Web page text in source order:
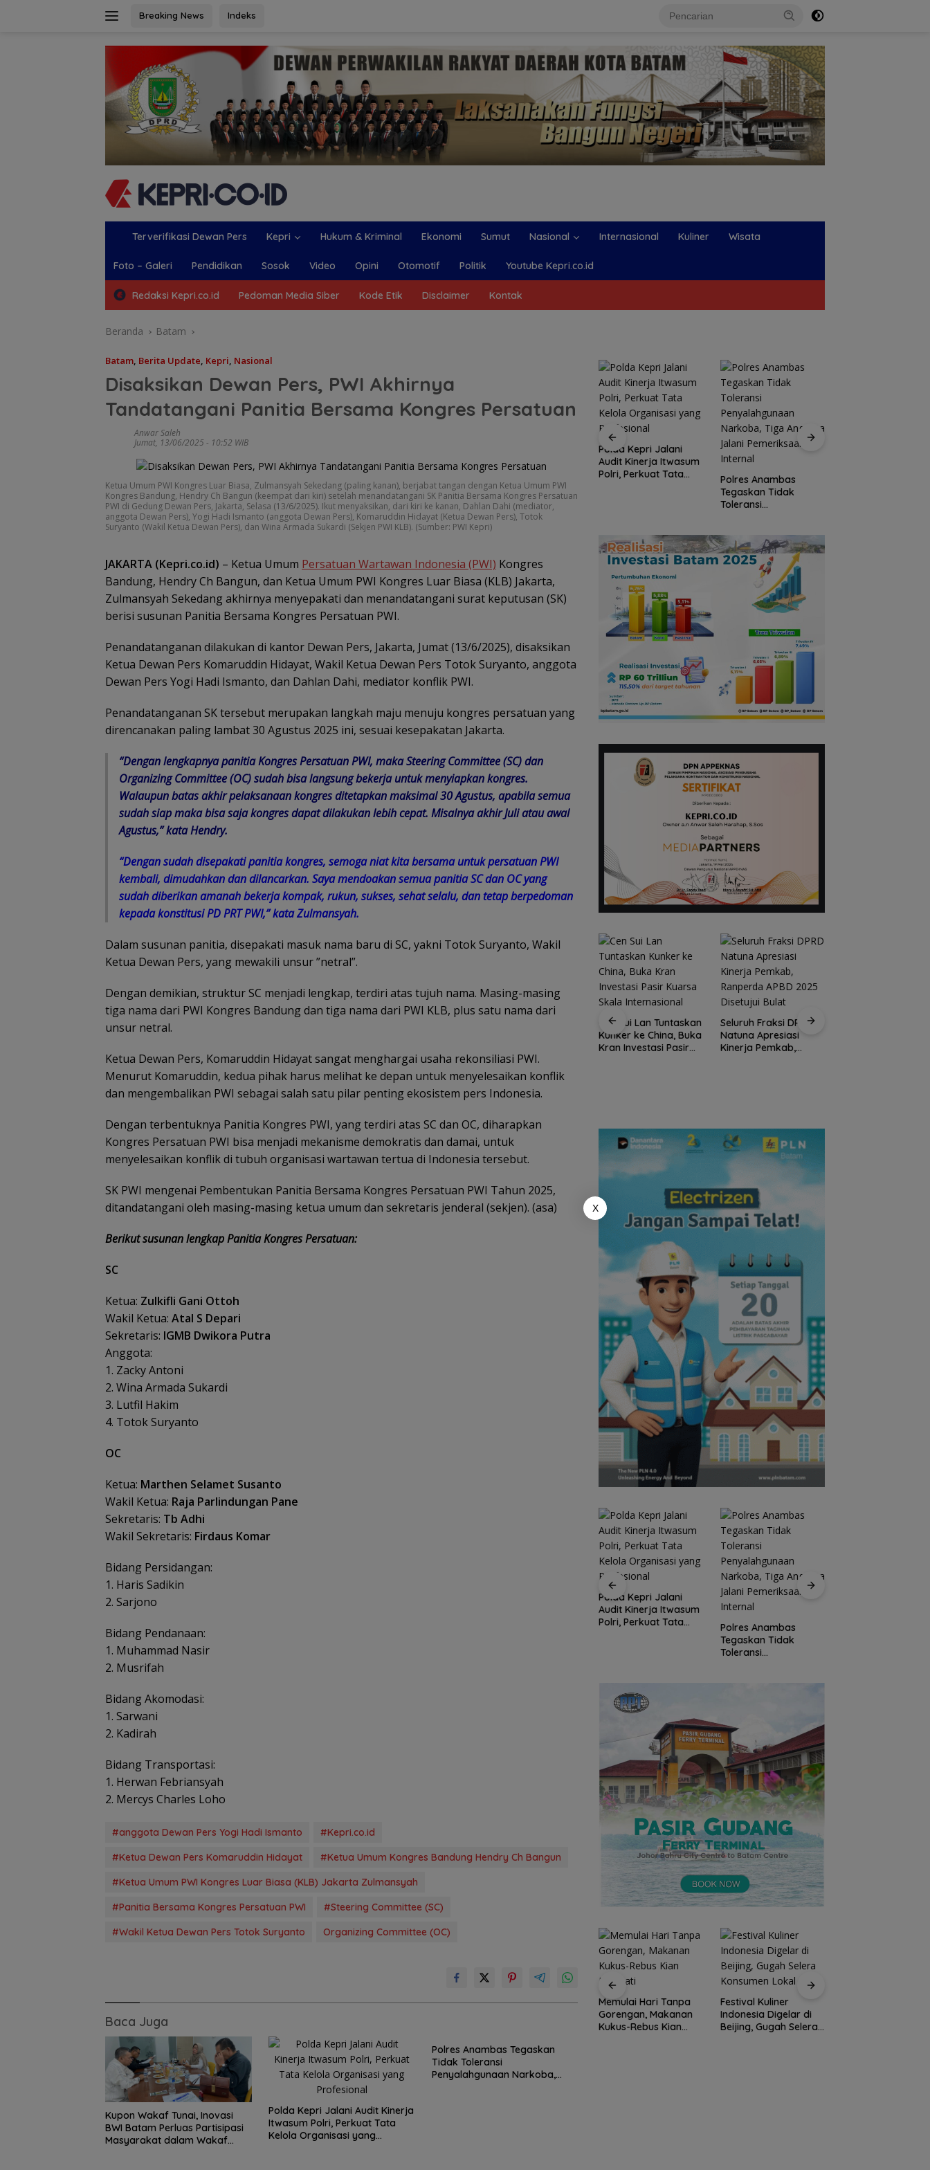
Breaking News Indeks
Terverifikasi Dewan Pers Kepri Hukum & Kriminal Ekonomi Sumut Nasional Internasional Kuliner Wisata
Foto – Galeri Pendidikan Sosok Video Opini Otomotif Politik Youtube Kepri.co.id
Redaksi Kepri.co.id Pedoman Media Siber Kode Etik Disclaimer Kontak
Beranda Batam
Batam, Berita Update, Kepri, Nasional
Disaksikan Dewan Pers, PWI Akhirnya
Tandatangani Panitia Bersama Kongres Persatuan
Anwar Saleh
Jumat, 13/06/2025 - 10:52 WIB
Ketua Umum PWI Kongres Luar Biasa, Zulmansyah Sekedang (paling kanan), berjabat tangan dengan Ketua Umum PWI
Kongres Bandung, Hendry Ch Bangun (keempat dari kiri) setelah menandatangani SK Panitia Bersama Kongres Persatuan
PWI di Gedung Dewan Pers, Jakarta, Selasa (13/6/2025). Ikut menyaksikan, dari kiri ke kanan, Dahlan Dahi (mediator,
anggota Dewan Pers), Yogi Hadi Ismanto (anggota Dewan Pers), Komaruddin Hidayat (Ketua Dewan Pers), Totok
Suryanto (Wakil Ketua Dewan Pers), dan Wina Armada Sukardi (Sekjen PWI KLB). (Sumber: PWI Kepri)
JAKARTA (Kepri.co.id) – Ketua Umum Persatuan Wartawan Indonesia (PWI) Kongres
Bandung, Hendry Ch Bangun, dan Ketua Umum PWI Kongres Luar Biasa (KLB) Jakarta,
Zulmansyah Sekedang akhirnya menyepakati dan menandatangani surat keputusan (SK)
berisi susunan Panitia Bersama Kongres Persatuan PWI.
Penandatanganan dilakukan di kantor Dewan Pers, Jakarta, Jumat (13/6/2025), disaksikan
Ketua Dewan Pers Komaruddin Hidayat, Wakil Ketua Dewan Pers Totok Suryanto, anggota
Dewan Pers Yogi Hadi Ismanto, dan Dahlan Dahi, mediator konflik PWI.
Penandatanganan SK tersebut merupakan langkah maju menuju kongres persatuan yang
direncanakan paling lambat 30 Agustus 2025 ini, sesuai kesepakatan Jakarta.
“Dengan lengkapnya panitia Kongres Persatuan PWI, maka Steering Committee (SC) dan
Organizing Committee (OC) sudah bisa langsung bekerja untuk menyiapkan kongres.
Walaupun batas akhir pelaksanaan kongres ditetapkan maksimal 30 Agustus, apabila semua
sudah siap maka bisa saja kongres dapat dilakukan lebih cepat. Misalnya akhir Juli atau awal
Agustus,” kata Hendry.
“Dengan sudah disepakati panitia kongres, semoga niat kita bersama untuk persatuan PWI
kembali, dimudahkan dan dilancarkan. Saya mendoakan semua panitia SC dan OC yang
sudah diberikan amanah bekerja kompak, rukun, sukses, sehat selalu, dan tetap berpedoman
kepada konstitusi PD PRT PWI,” kata Zulmansyah.
Dalam susunan panitia, disepakati masuk nama baru di SC, yakni Totok Suryanto, Wakil
Ketua Dewan Pers, yang mewakili unsur ”netral”.
Dengan demikian, struktur SC menjadi lengkap, terdiri atas tujuh nama. Masing-masing
tiga nama dari PWI Kongres Bandung dan tiga nama dari PWI KLB, plus satu nama dari
unsur netral.
Ketua Dewan Pers, Komaruddin Hidayat sangat menghargai usaha rekonsiliasi PWI.
Menurut Komaruddin, kedua pihak harus melihat ke depan untuk menyelesaikan konflik
dan mengembalikan PWI sebagai salah satu pilar penting ekosistem pers Indonesia.
Dengan terbentuknya Panitia Kongres PWI, yang terdiri atas SC dan OC, diharapkan
Kongres Persatuan PWI bisa menjadi mekanisme demokratis dan damai, untuk
menyelesaikan konflik di tubuh organisasi wartawan tertua di Indonesia tersebut.
SK PWI mengenai Pembentukan Panitia Bersama Kongres Persatuan PWI Tahun 2025,
ditandatangani oleh masing-masing ketua umum dan sekretaris jenderal (sekjen). (asa)
Berikut susunan lengkap Panitia Kongres Persatuan:
SC
Ketua: Zulkifli Gani Ottoh
Wakil Ketua: Atal S Depari
Sekretaris: IGMB Dwikora Putra
Anggota:
1. Zacky Antoni
2. Wina Armada Sukardi
3. Lutfil Hakim
4. Totok Suryanto
OC
Ketua: Marthen Selamet Susanto
Wakil Ketua: Raja Parlindungan Pane
Sekretaris: Tb Adhi
Wakil Sekretaris: Firdaus Komar
Bidang Persidangan:
1. Haris Sadikin
2. Sarjono
Bidang Pendanaan:
1. Muhammad Nasir
2. Musrifah
Bidang Akomodasi:
1. Sarwani
2. Kadirah
Bidang Transportasi:
1. Herwan Febriansyah
2. Mercys Charles Loho
#anggota Dewan Pers Yogi Hadi Ismanto
#Kepri.co.id
#Ketua Dewan Pers Komaruddin Hidayat
#Ketua Umum Kongres Bandung Hendry Ch Bangun
#Ketua Umum PWI Kongres Luar Biasa (KLB) Jakarta Zulmansyah
#Panitia Bersama Kongres Persatuan PWI
#Steering Committee (SC)
#Wakil Ketua Dewan Pers Totok Suryanto
Organizing Committee (OC)
Baca Juga
Kupon Wakaf Tunai, Inovasi
BWI Batam Perluas Partisipasi
Masyarakat dalam Wakaf
Polda Kepri Jalani Audit Kinerja
Itwasum Polri, Perkuat Tata
Kelola Organisasi yang
Polres Anambas Tegaskan
Tidak Toleransi
Penyalahgunaan Narkoba,
Satu Atap Besar, Satu
Garis Komando: PWI
Pusat Tegaskan KJK
Wajib Tunduk pada
PWI Kepri
BP Batam Dukung
Penertiban
Pemanfaatan Ruang
Laut Sesuai Ketentuan
Peraturan Perundang-
undangan
Kupon Wakaf Tunai,
Wakaf Produktif
Polda Kepri Jalani
Audit Kinerja Itwasum
Polri, Perkuat Tata
Polres Anambas
Tegaskan Tidak
Toleransi
Anggota Jalani
Pemeriksaan Internal
Raja Mustakim Ajak
Masyarakat Natuna
Perangi Hoaks dan
Karantina Kepri:
Semua Dalam
Keadaan Sehat
Dukung Ketahanan
Pangan Daerah,
Cen Sui Lan Tuntaskan
Kunker ke China, Buka
Kran Investasi Pasir
Seluruh Fraksi DPRD
Natuna Apresiasi
Kinerja Pemkab,
Polda Kepri Jalani
Audit Kinerja Itwasum
Polri, Perkuat Tata
Polres Anambas
Tegaskan Tidak
Toleransi
Nusantara dan Aksi
Grand Mercure Batam
Sentuhan Elegan,
Pererat Silaturahmi
Bersama Media,
Influencers, dan Anak
Panti Asuhan
Dapur Pesisir Resto,
Memulai Hari Tanpa
Gorengan, Makanan
Kukus-Rebus Kian
Festival Kuliner
Indonesia Digelar di
Beijing, Gugah Selera
X